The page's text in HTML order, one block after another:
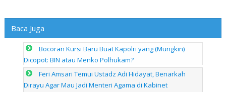
Baca Juga
Bocoran Kursi Baru Buat Kapolri yang (Mungkin)
Dicopot: BIN atau Menko Polhukam?
Feri Amsari Temui Ustadz Adi Hidayat, Benarkah
Dirayu Agar Mau Jadi Menteri Agama di Kabinet